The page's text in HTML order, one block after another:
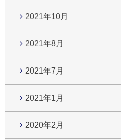
2021年10月
2021年8月
2021年7月
2021年1月
2020年2月